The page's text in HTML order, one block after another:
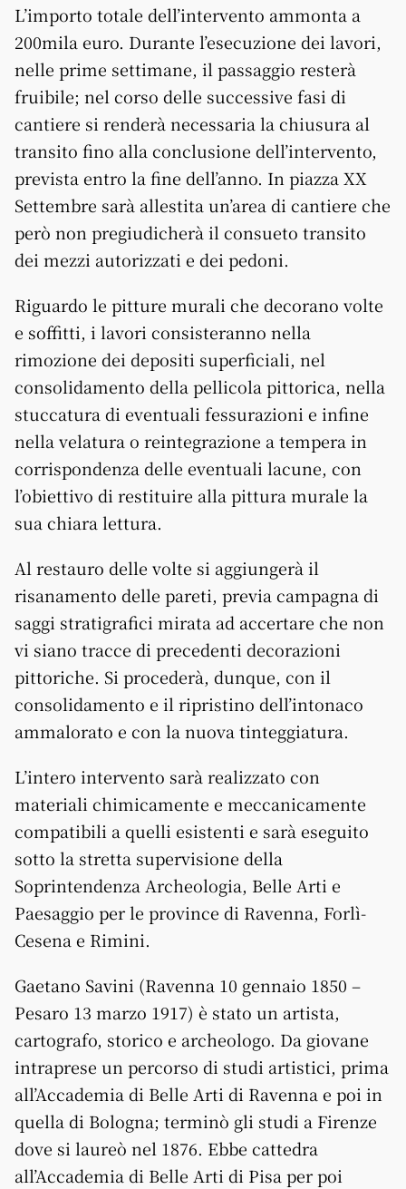
L’importo totale dell’intervento ammonta a
200mila euro. Durante l’esecuzione dei lavori,
nelle prime settimane, il passaggio resterà
fruibile; nel corso delle successive fasi di
cantiere si renderà necessaria la chiusura al
transito fino alla conclusione dell’intervento,
prevista entro la fine dell’anno. In piazza XX
Settembre sarà allestita un’area di cantiere che
però non pregiudicherà il consueto transito
dei mezzi autorizzati e dei pedoni.
Riguardo le pitture murali che decorano volte
e soffitti, i lavori consisteranno nella
rimozione dei depositi superficiali, nel
consolidamento della pellicola pittorica, nella
stuccatura di eventuali fessurazioni e infine
nella velatura o reintegrazione a tempera in
corrispondenza delle eventuali lacune, con
l’obiettivo di restituire alla pittura murale la
sua chiara lettura.
Al restauro delle volte si aggiungerà il
risanamento delle pareti, previa campagna di
saggi stratigrafici mirata ad accertare che non
vi siano tracce di precedenti decorazioni
pittoriche. Si procederà, dunque, con il
consolidamento e il ripristino dell’intonaco
ammalorato e con la nuova tinteggiatura.
L’intero intervento sarà realizzato con
materiali chimicamente e meccanicamente
compatibili a quelli esistenti e sarà eseguito
sotto la stretta supervisione della
Soprintendenza Archeologia, Belle Arti e
Paesaggio per le province di Ravenna, Forlì-
Cesena e Rimini.
Gaetano Savini (Ravenna 10 gennaio 1850 –
Pesaro 13 marzo 1917) è stato un artista,
cartografo, storico e archeologo. Da giovane
intraprese un percorso di studi artistici, prima
all’Accademia di Belle Arti di Ravenna e poi in
quella di Bologna; terminò gli studi a Firenze
dove si laureò nel 1876. Ebbe cattedra
all’Accademia di Belle Arti di Pisa per poi